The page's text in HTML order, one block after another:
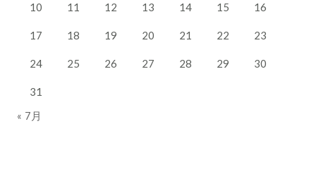
10 11 12 13 14 15 16
17 18 19 20 21 22 23
24 25 26 27 28 29 30
31
« 7月